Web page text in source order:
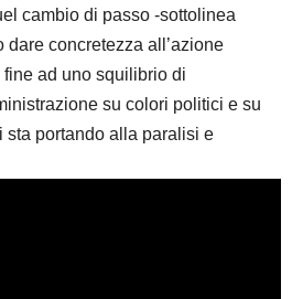
cambio di passo -sottolinea
concretezza all’azione
ad uno squilibrio di
su colori politici e su
sta portando alla paralisi e